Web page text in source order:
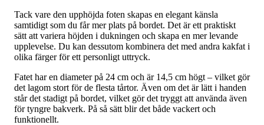
Tack vare den upphöjda foten skapas en elegant känsla
samtidigt som du får mer plats på bordet. Det är ett praktiskt
sätt att variera höjden i dukningen och skapa en mer levande
upplevelse. Du kan dessutom kombinera det med andra kakfat i
olika färger för ett personligt uttryck.
Fatet har en diameter på 24 cm och är 14,5 cm högt – vilket gör
det lagom stort för de flesta tårtor. Även om det är lätt i handen
står det stadigt på bordet, vilket gör det tryggt att använda även
för tyngre bakverk. På så sätt blir det både vackert och
funktionellt.